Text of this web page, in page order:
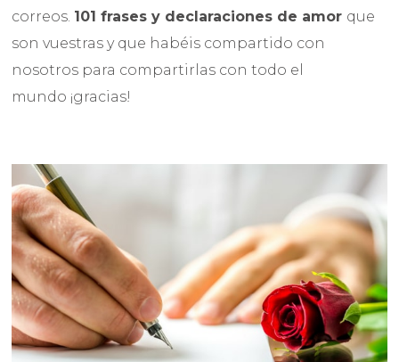
correos. 101 frases y declaraciones de amor que
son vuestras y que habéis compartido con
nosotros para compartirlas con todo el
mundo ¡gracias!